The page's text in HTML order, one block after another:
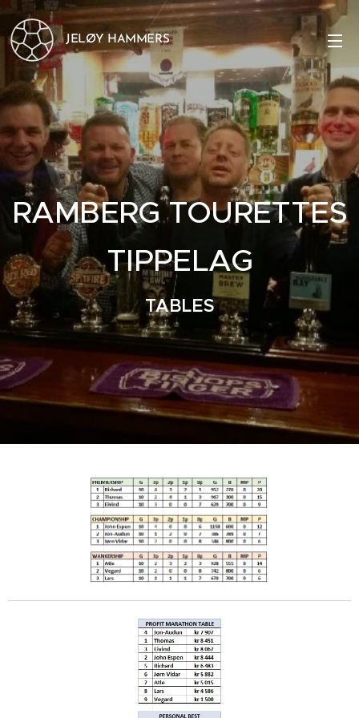
JELØY HAMMERS
RAMBERG TOURETTES
TIPPELAG
TABLES